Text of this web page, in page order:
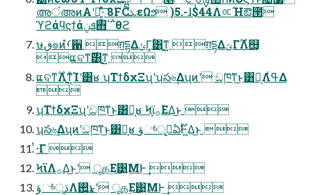
അंഅͷΑ͏ʹಇ͍͍ͯ·ͨ͠ 8FCܥεΩϧ )5.-ɺ$44ΛᅂΉఔ౓
ϓϩάϥϛϯάܦݧ΋΄΅θϩ
ษڧ๏ͷࡾํ਑ ग़དྷΔݶΓ͓ۚ͸ֻ͚ͳ͍ ग़དྷΔݶΓ࣌ؒΛ஫͙
ແବͳ࣌ؒ͸ֻ͚ͳ͍ 
ແବͳ࣌ؒΛֻ͚ͳ͍ͨΊʹ͸ʁ ʮΤϯδχΞʯʹʮస৬͢Δʯͷʹ ඞཁͳ͜ͱ͸Կ͔Λߟ͑Δ

ʮΤϯδχΞʯʹඞཁͳ͜ͱ͸Կ͔ʁ Ϟϊ͕࡞ΕΔ͜ͱ 
ʮస৬͢Δʯͷʹඞཁͳ͜ͱ͸Կ͔ʁ ؤுͬͨূڌ͕ఏࣔͰ͖Δ͜ͱ 
ͭ·Γ 
ϞϊΛ࡞Δ͜ͱʹ ूத͢Ε͹͍͍ΜͰ͢ 
ؤுͬͨূڌΛ࢒͢͜ͱʹ ूத͢Ε͹͍͍ΜͰ͢ 